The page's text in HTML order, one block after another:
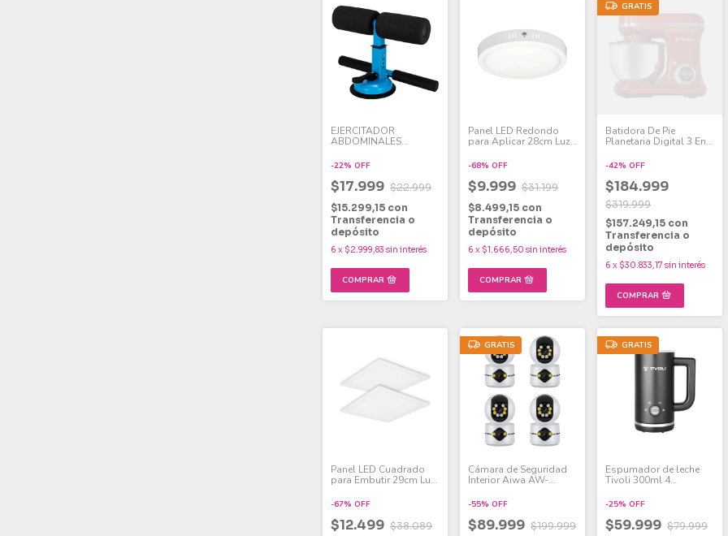
EJERCITADOR
ABDOMINALES
-22% OFF
$17.999 $22.999
$15.299,15 con
Transferencia o
depósito
6 x $2.999,83 sin interés
Panel LED Redondo
para Aplicar 28cm Luz
-68% OFF
$9.999 $31.199
$8.499,15 con
Transferencia o
depósito
6 x $1.666,50 sin interés
GRATIS
Batidora De Pie
Planetaria Digital 3 En 1
-42% OFF
$184.999
$319.999
$157.249,15 con
Transferencia o
depósito
6 x $30.833,17 sin interés
Panel LED Cuadrado
para Embutir 29cm Luz
-67% OFF
$12.499 $38.089
GRATIS
Cámara de Seguridad
Interior Aiwa AW-
-55% OFF
$89.999 $199.999
GRATIS
Espumador de leche
Tivoli 300ml 4
antiadherente color
-25% OFF
$59.999 $79.999